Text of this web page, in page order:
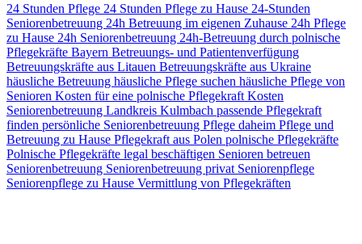
24 Stunden Pflege 24 Stunden Pflege zu Hause 24-Stunden
Seniorenbetreuung 24h Betreuung im eigenen Zuhause 24h Pflege
zu Hause 24h Seniorenbetreuung 24h-Betreuung durch polnische
Pflegekräfte Bayern Betreuungs- und Patientenverfügung
Betreuungskräfte aus Litauen Betreuungskräfte aus Ukraine
häusliche Betreuung häusliche Pflege suchen häusliche Pflege von
Senioren Kosten für eine polnische Pflegekraft Kosten
Seniorenbetreuung Landkreis Kulmbach passende Pflegekraft
finden persönliche Seniorenbetreuung Pflege daheim Pflege und
Betreuung zu Hause Pflegekraft aus Polen polnische Pflegekräfte
Polnische Pflegekräfte legal beschäftigen Senioren betreuen
Seniorenbetreuung Seniorenbetreuung privat Seniorenpflege
Seniorenpflege zu Hause Vermittlung von Pflegekräften